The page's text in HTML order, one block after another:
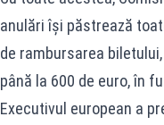
anulări își păstrează
de rambursarea
până la 600 de euro, în
Executivul european a